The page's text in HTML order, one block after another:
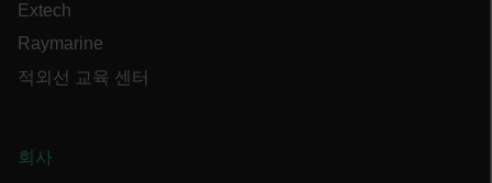
Extech
Raymarine
적외선 교육 센터
회사